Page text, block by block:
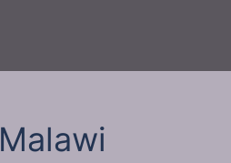
Malawi